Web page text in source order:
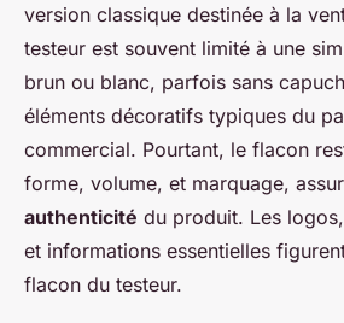
version classique destinée à la
testeur est souvent limité à une
brun ou blanc, parfois sans
éléments décoratifs typiques du
commercial. Pourtant, le flacon
forme, volume, et marquage,
authenticité du produit. Les
et informations essentielles
flacon du testeur.